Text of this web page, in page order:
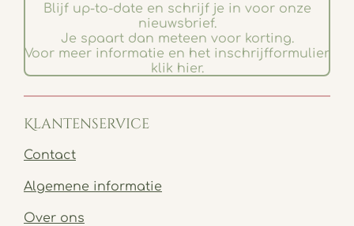
Blijf up-to-date en schrijf je in voor onze
nieuwsbrief.
Je spaart dan meteen voor korting.
Voor meer informatie en het inschrijfformulier
klik hier.
Klantenservice
Contact
Algemene informatie
Over ons